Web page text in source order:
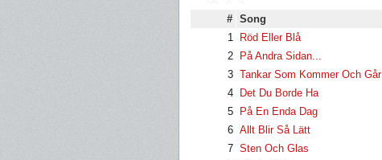
# Song
1
Röd Eller Blå
2
På Andra Sidan...
3 Tankar Som Kommer Och Går
4
Det Du Borde Ha
5
På En Enda Dag
6 Allt Blir Så Lätt
7 Sten Och Glas